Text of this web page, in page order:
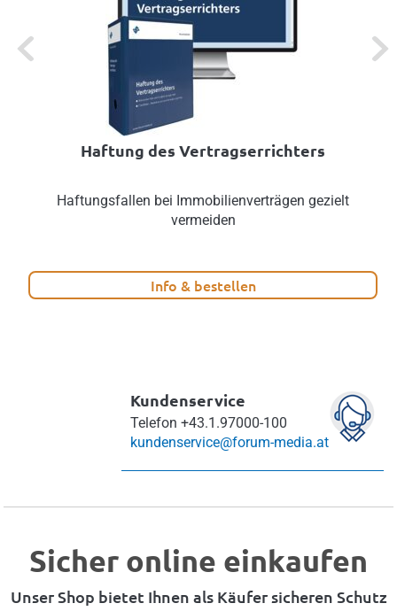
Previous Next
Haftung des Vertragserrichters
Haftungsfallen bei Immobilienverträgen gezielt
vermeiden
Info & bestellen
Kundenservice
Telefon +43.1.97000-100
kundenservice@forum-media.at
Sicher online einkaufen
Unser Shop bietet Ihnen als Käufer sicheren Schutz